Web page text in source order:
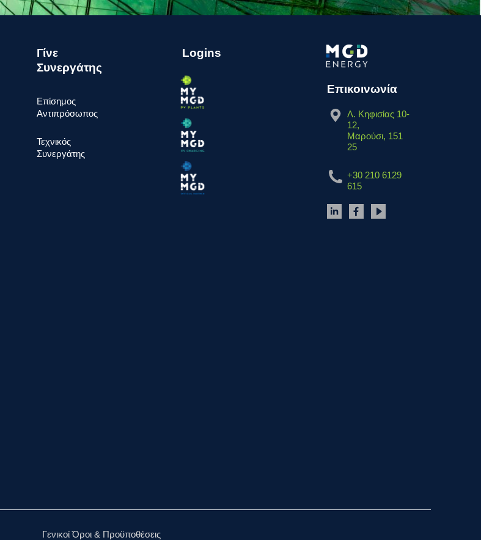
Γίνε
Συνεργάτης
Επίσημος
Αντιπρόσωπος
Τεχνικός
Συνεργάτης
Logins
Επικοινωνία
Λ. Κηφισίας 10-
12,
Μαρούσι, 151
25
+30 210 6129
615
Γενικοί Όροι & Προϋποθέσεις